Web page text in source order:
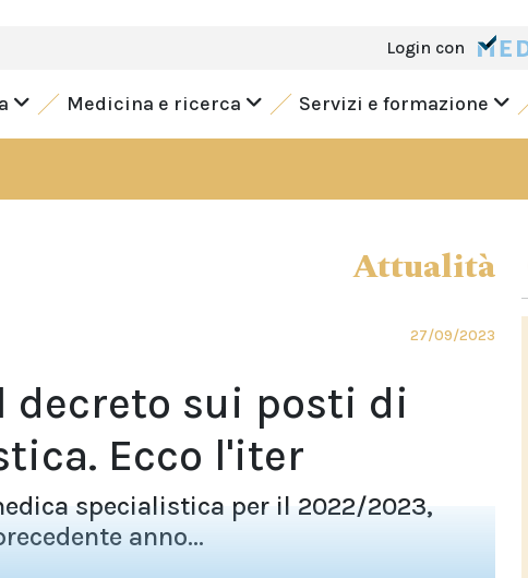
Login con
Medicina e ricerca Servizi e formazione
Attualità
27/09/2023
sui posti di
Ecco l'iter
specialistica per il 2022/2023,
anno...